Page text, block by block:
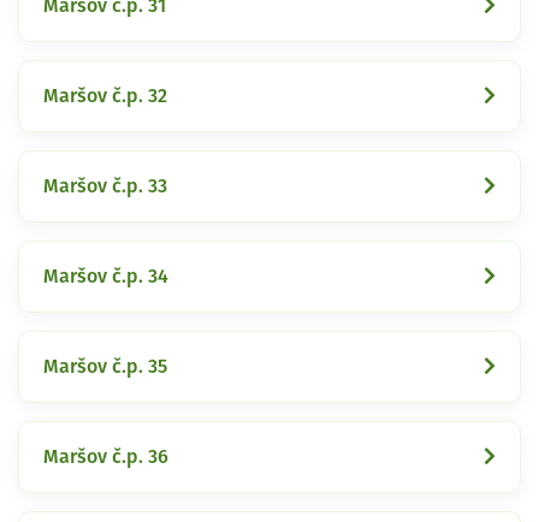
Maršov č.p. 31
Maršov č.p. 32
Maršov č.p. 33
Maršov č.p. 34
Maršov č.p. 35
Maršov č.p. 36